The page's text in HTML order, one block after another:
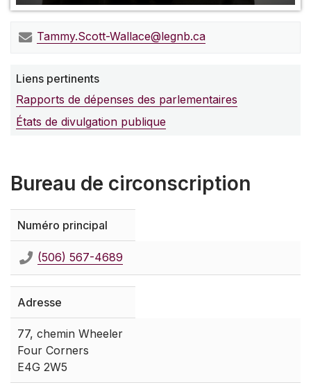
Tammy.Scott-Wallace@legnb.ca
Liens pertinents
Rapports de dépenses des parlementaires
États de divulgation publique
Bureau de circonscription
Numéro principal
(506) 567-4689
Adresse
77, chemin Wheeler
Four Corners
E4G 2W5